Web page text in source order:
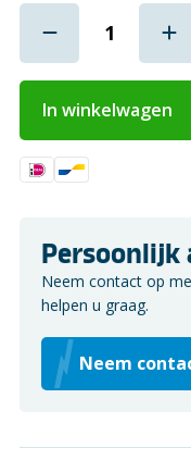
In winkelwagen
Persoonlijk
Neem contact op
helpen u graag.
Neem